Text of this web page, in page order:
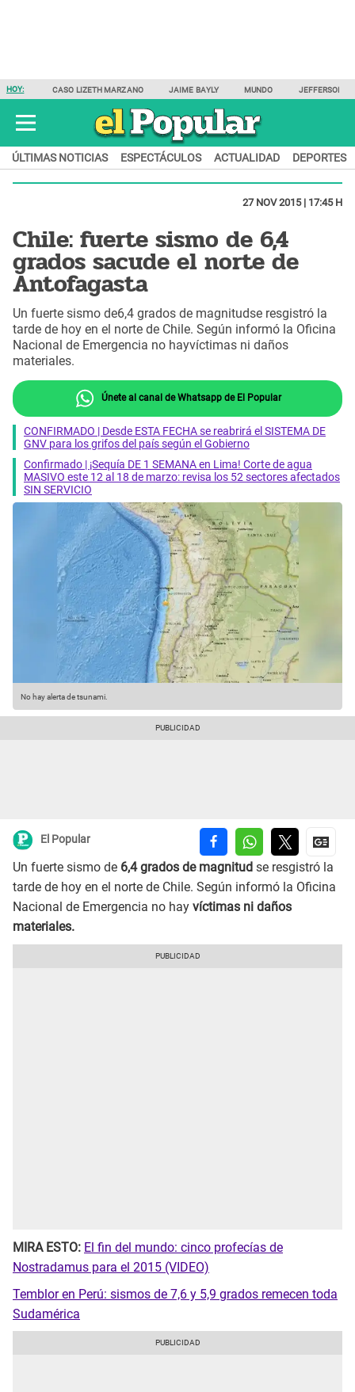
HOY: CASO LIZETH MARZANO JAIME BAYLY MUNDO JEFFERSON
ÚLTIMAS NOTICIAS ESPECTÁCULOS ACTUALIDAD DEPORTES
27 NOV 2015 | 17:45 H
Chile: fuerte sismo de 6,4
grados sacude el norte de
Antofagasta
Un fuerte sismo de6,4 grados de magnitudse resgistró la
tarde de hoy en el norte de Chile. Según informó la Oficina
Nacional de Emergencia no hayvíctimas ni daños
materiales.
Únete al canal de Whatsapp de El Popular
CONFIRMADO | Desde ESTA FECHA se reabrirá el SISTEMA DE
GNV para los grifos del país según el Gobierno
Confirmado | ¡Sequía DE 1 SEMANA en Lima! Corte de agua
MASIVO este 12 al 18 de marzo: revisa los 52 sectores afectados
SIN SERVICIO
No hay alerta de tsunami.
El Popular
Un fuerte sismo de 6,4 grados de magnitud se resgistró la
tarde de hoy en el norte de Chile. Según informó la Oficina
Nacional de Emergencia no hay víctimas ni daños
materiales.
MIRA ESTO: El fin del mundo: cinco profecías de
Nostradamus para el 2015 (VIDEO)
Temblor en Perú: sismos de 7,6 y 5,9 grados remecen toda
Sudamérica